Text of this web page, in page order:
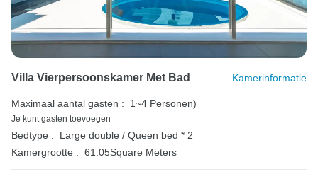
Villa Vierpersoonskamer Met Bad Kamerinformatie
Maximaal aantal gasten : 1~4 Personen)
Je kunt gasten toevoegen
Bedtype :
Large double / Queen bed * 2
Kamergrootte : 61.05Square Meters